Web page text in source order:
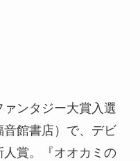
ンタジー大賞入選
館書店）で、デビ
賞。『オオカミの